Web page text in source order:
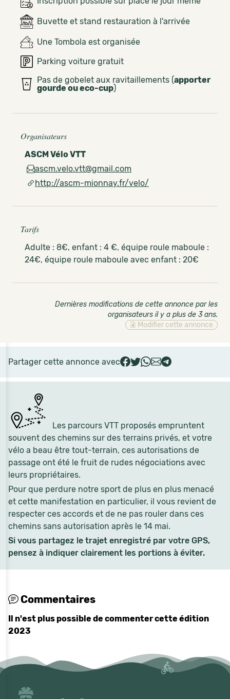
Les parcours VTT proposés empruntent
souvent des chemins sur des terrains privés, et votre
vélo a beau être tout-terrain, ces autorisations de
passage ont été le fruit de rudes négociations avec
leurs propriétaires.
Pour que perdure notre sport de plus en plus menacé
et cette manifestation en particulier, il vous revient de
respecter ces accords et de ne pas rouler dans ces
chemins sans autorisation après le 14 mai.
Si vous partagez le trajet enregistré par votre GPS,
pensez à indiquer clairement les portions à éviter.
Buvette et stand restauration à l'arrivée
Une Tombola est organisée
Parking voiture gratuit
Pas de gobelet aux ravitaillements (apporter
gourde ou eco-cup)
Organisateurs
ASCM Vélo VTT
ascm.velo.vtt@gmail.com
http://ascm-mionnay.fr/velo/
Tarifs
Adulte : 8€, enfant : 4 €, équipe roule maboule :
24€, équipe roule maboule avec enfant : 20€
Dernières modifications de cette annonce par les
organisateurs il y a plus de 3 ans.
Modifier cette annonce
Partager cette annonce avec
Commentaires
Il n'est plus possible de commenter cette édition
2023